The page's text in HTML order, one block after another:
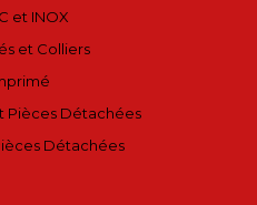
et INOX
et Colliers
Pièces Détachées
Détachées